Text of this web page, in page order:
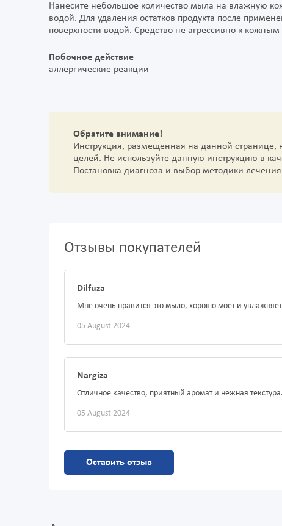
Нанесите небольшое количество мыла на влажную
водой. Для удаления остатков продукта после
поверхности водой. Средство не агрессивно к
Побочное действие
аллергические реакции
Обратите внимание!
Инструкция, размещенная на данной
целей. Не используйте данную инструкцию в
Постановка диагноза и выбор методики
Отзывы покупателей
Dilfuza
Мне очень нравится это мыло, хорошо моет и
05 August 2024
Nargiza
Отличное качество, приятный аромат и нежная
05 August 2024
Оставить отзыв